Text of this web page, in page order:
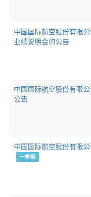
中国国际航空股份有限
业绩说明会的公告
中国国际航空股份有限
公告
中国国际航空股份有限
一季报